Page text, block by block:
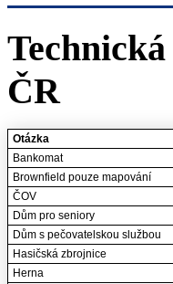
ČR
Otázka
Bankomat
Brownfield pouze mapování
ČOV
Dům pro seniory
Dům s pečovatelskou službou
Hasičská zbrojnice
Herna